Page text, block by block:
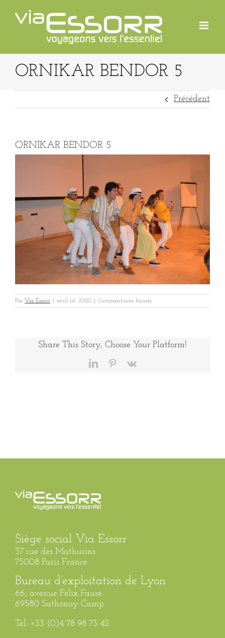
contenu
ORNIKAR BENDOR 5
Précédent
ORNIKAR BENDOR 5
Par Via Essorr avril 1st, 2020 Commentaires ferméssur
ORNIKAR
Share This Story, Choose Your Platform!
LinkedInPinterest
Vk
Siège social Via Essorr
37 rue des Mathurins
75008 Paris France
Bureau d’exploitation de Lyon
66, avenue Félix Faure
69580 Sathonay Camp
Tel. +33 (0)4 78 98 73 42